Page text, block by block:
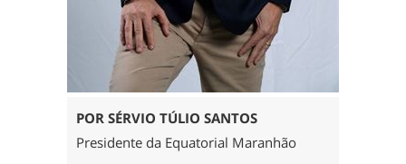
POR SÉRVIO TÚLIO SANTOS
Presidente da Equatorial Maranhão